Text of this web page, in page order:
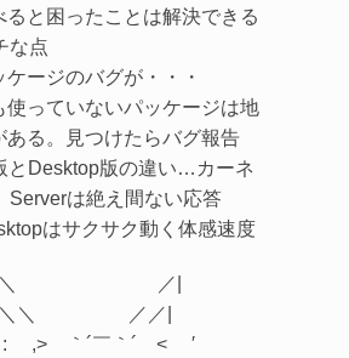
ると困ったことは解決できる
な点
ケージのバグが・・・
使っていないパッケージは地
ある。見つけたらバグ報告
とDesktop版の違い…カーネ
Serverは絶え間ない応答
はサクサク動く体感速度
／|
／／|
´￣｀´ < ′